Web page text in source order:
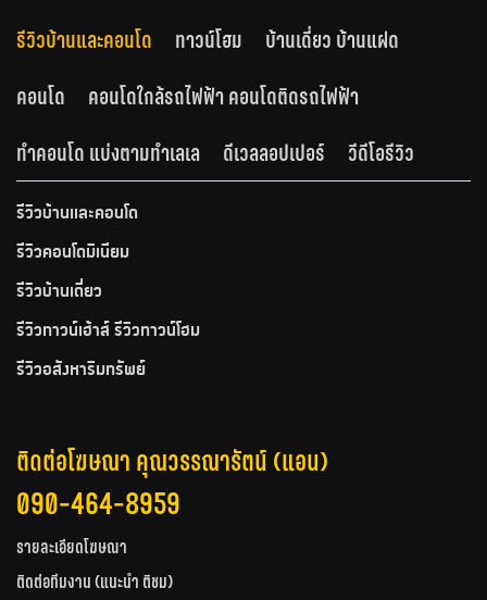
รีวิวบ้านและคอนโด ทาวน์โฮม
บ้านเดี่ยว บ้านแฝด
คอนโด
คอนโดใกล้รถไฟฟ้า คอนโดติดรถไฟฟ้า
ทำคอนโด แบ่งตามทำเลเล
ดีเวลลอปเปอร์ วีดีโอรีวิว
รีวิวบ้านและคอนโด
รีวิวคอนโดมิเนียม
รีวิวบ้านเดี่ยว
รีวิวทาวน์เฮ้าส์ รีวิวทาวน์โฮม
รีวิวอสังหาริมทรัพย์
ติดต่อโฆษณา คุณวรรณารัตน์ (แอน)
090-464-8959
รายละเอียดโฆษณา
ติดต่อทีมงาน (แนะนำ ติชม)